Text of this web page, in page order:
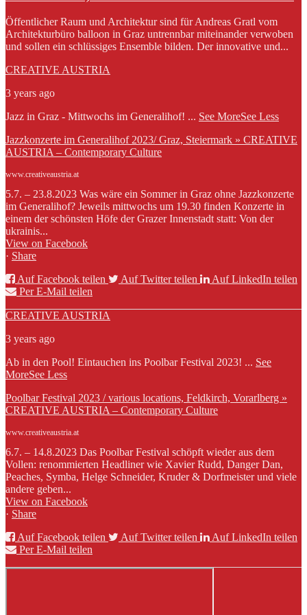
Öffentlicher Raum und Architektur sind für Andreas Gratl vom
Architekturbüro balloon in Graz untrennbar miteinander verwoben
und sollen ein schlüssiges Ensemble bilden. Der innovative und...
CREATIVE AUSTRIA
3 years ago
Jazz in Graz - Mittwochs im Generalihof! ... See MoreSee Less
Jazzkonzerte im Generalihof 2023/ Graz, Steiermark » CREATIVE
AUSTRIA – Contemporary Culture
www.creativeaustria.at
5.7. – 23.8.2023 Was wäre ein Sommer in Graz ohne Jazzkonzerte
im Generalihof? Jeweils mittwochs um 19.30 finden Konzerte in
einem der schönsten Höfe der Grazer Innenstadt statt: Von der
ukrainis...
View on Facebook
· Share
Auf Facebook teilen
Auf Twitter teilen
Auf LinkedIn teilen
Per E-Mail teilen
CREATIVE AUSTRIA
3 years ago
Ab in den Pool! Eintauchen ins Poolbar Festival 2023! ... See
MoreSee Less
Poolbar Festival 2023 / various locations, Feldkirch, Vorarlberg »
CREATIVE AUSTRIA – Contemporary Culture
www.creativeaustria.at
6.7. – 14.8.2023 Das Poolbar Festival schöpft wieder aus dem
Vollen: renommierten Headliner wie Xavier Rudd, Danger Dan,
Peaches, Symba, Helge Schneider, Kruder & Dorfmeister und viele
andere geben...
View on Facebook
· Share
Auf Facebook teilen
Auf Twitter teilen
Auf LinkedIn teilen
Per E-Mail teilen